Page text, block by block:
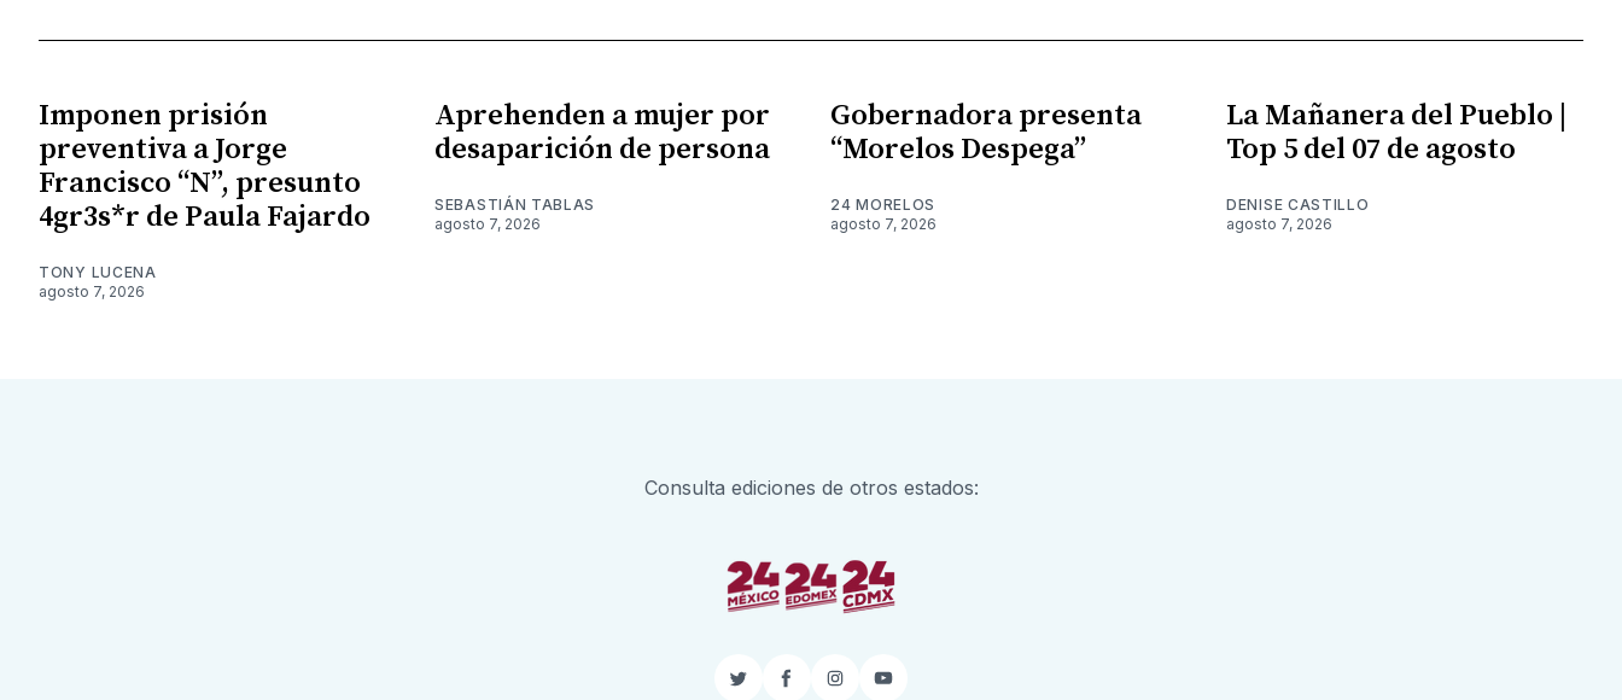
Imponen prisión
preventiva a Jorge
Francisco “N”, presunto
4gr3s*r de Paula Fajardo
TONY LUCENA
agosto 7, 2026
Aprehenden a mujer por
desaparición de persona
SEBASTIÁN TABLAS
agosto 7, 2026
Gobernadora presenta
“Morelos Despega”
24 MORELOS
agosto 7, 2026
La Mañanera del Pueblo |
Top 5 del 07 de agosto
DENISE CASTILLO
agosto 7, 2026
Consulta ediciones de otros estados:
TwitterFacebook
InstagramYouTube